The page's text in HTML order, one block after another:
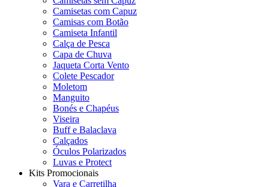
Camisetas com Capuz
Camisas com Botão
Camiseta Infantil
Calça de Pesca
Capa de Chuva
Jaqueta Corta Vento
Colete Pescador
Moletom
Manguito
Bonés e Chapéus
Viseira
Buff e Balaclava
Calçados
Óculos Polarizados
Luvas e Protect
Kits Promocionais
Vara e Carretilha